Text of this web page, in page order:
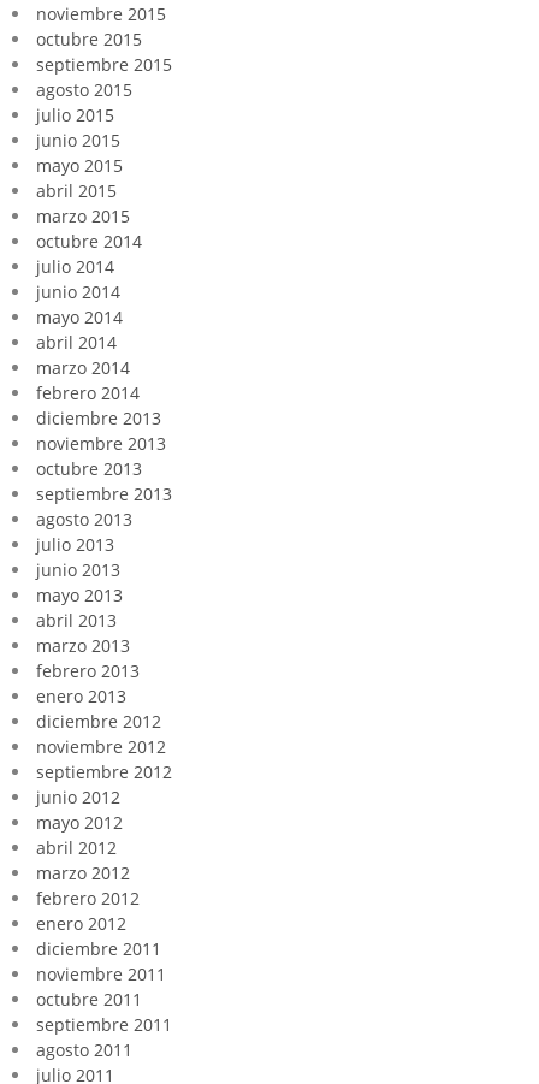
noviembre 2015
octubre 2015
septiembre 2015
agosto 2015
julio 2015
junio 2015
mayo 2015
abril 2015
marzo 2015
octubre 2014
julio 2014
junio 2014
mayo 2014
abril 2014
marzo 2014
febrero 2014
diciembre 2013
noviembre 2013
octubre 2013
septiembre 2013
agosto 2013
julio 2013
junio 2013
mayo 2013
abril 2013
marzo 2013
febrero 2013
enero 2013
diciembre 2012
noviembre 2012
septiembre 2012
junio 2012
mayo 2012
abril 2012
marzo 2012
febrero 2012
enero 2012
diciembre 2011
noviembre 2011
octubre 2011
septiembre 2011
agosto 2011
julio 2011